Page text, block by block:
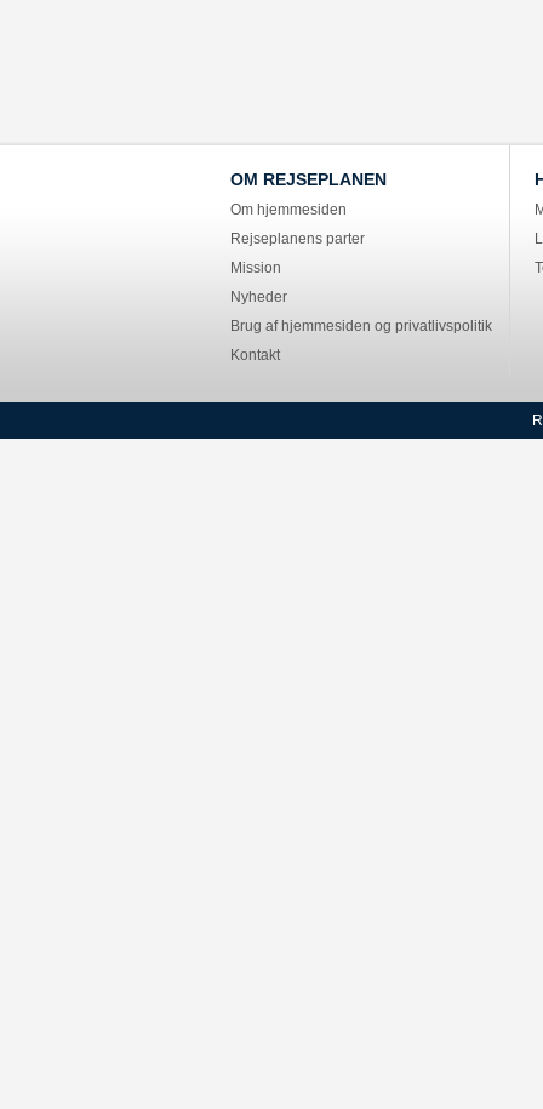
OM REJSEPLANEN
Om hjemmesiden
Rejseplanens parter
Mission
Nyheder
Brug af hjemmesiden og privatlivspolitik
Kontakt